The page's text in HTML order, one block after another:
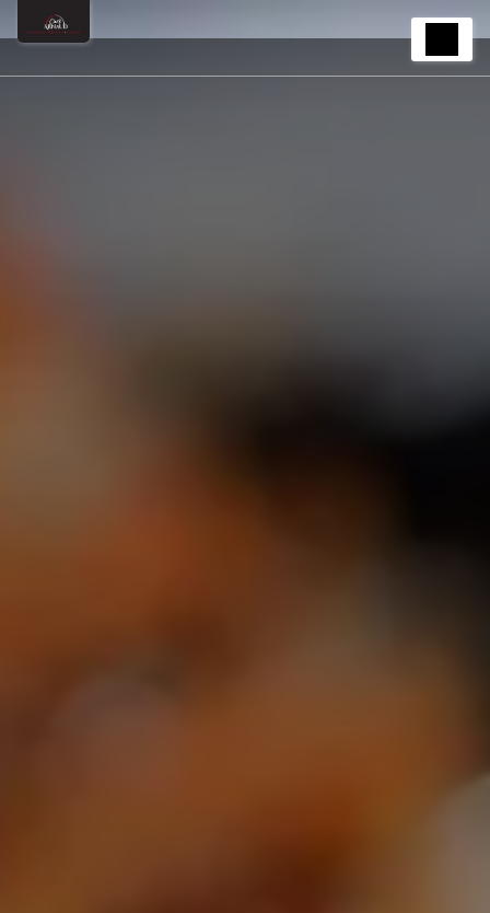
Panneau de gestion des cookies